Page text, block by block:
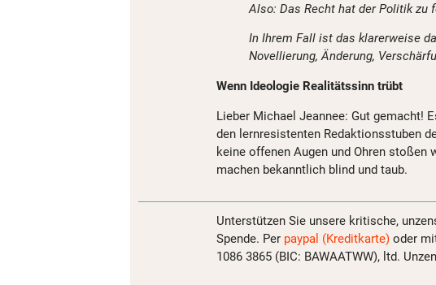
Also: Das Recht hat der Politik zu
In Ihrem Fall ist das klarerweise
Novellierung, Änderung,
Wenn Ideologie Realitätssinn trübt
Lieber Michael Jeannee: Gut gemacht!
den lernresistenten Redaktionsstuben
keine offenen Augen und Ohren stoßen
machen bekanntlich blind und taub.
Unterstützen Sie unsere kritische,
Spende. Per paypal (Kreditkarte) oder
1086 3865 (BIC: BAWAATWW), ltd.